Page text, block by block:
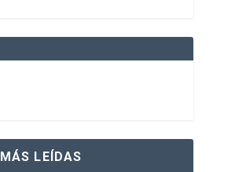
MÁS LEÍDAS